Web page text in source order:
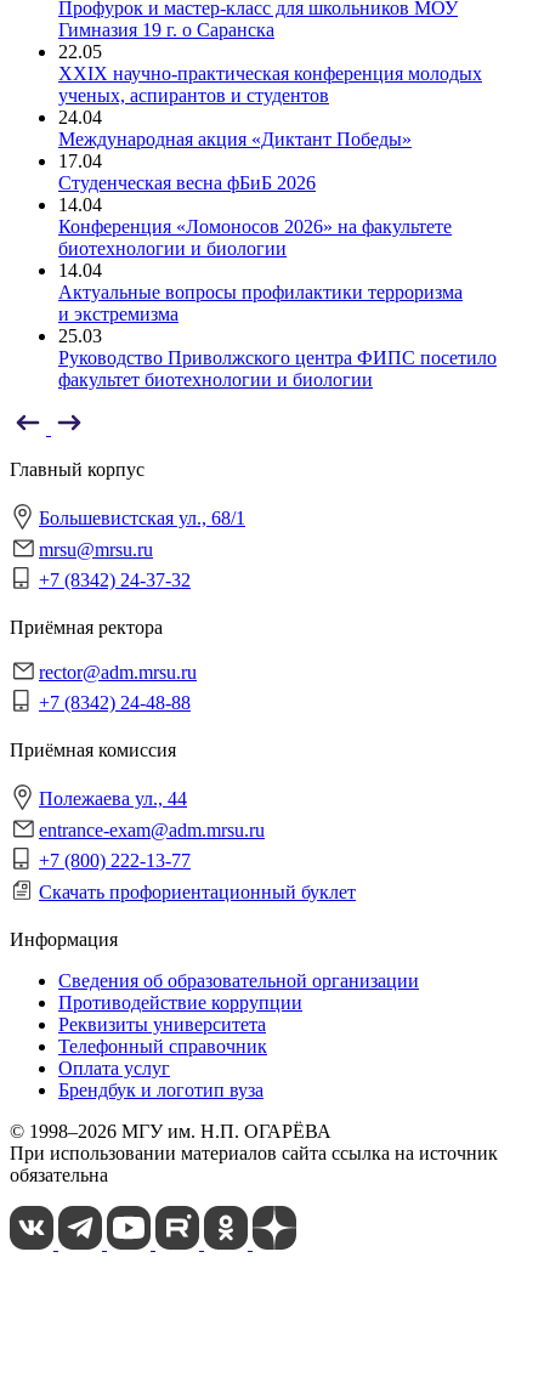
Профурок и мастер-класс для школьников МОУ
Гимназия 19 г. о Саранска
22.05
XXIX научно-практическая конференция молодых
ученых, аспирантов и студентов
24.04
Международная акция «Диктант Победы»
17.04
Студенческая весна фБиБ 2026
14.04
Конференция «Ломоносов 2026» на факультете
биотехнологии и биологии
14.04
Актуальные вопросы профилактики терроризма
и экстремизма
25.03
Руководство Приволжского центра ФИПС посетило
факультет биотехнологии и биологии
Главный корпус
Большевистская ул., 68/1
mrsu@mrsu.ru
+7 (8342) 24-37-32
Приёмная ректора
rector@adm.mrsu.ru
+7 (8342) 24-48-88
Приёмная комиссия
Полежаева ул., 44
entrance-exam@adm.mrsu.ru
+7 (800) 222-13-77
Скачать профориентационный буклет
Информация
Сведения об образовательной организации
Противодействие коррупции
Реквизиты университета
Телефонный справочник
Оплата услуг
Брендбук и логотип вуза
© 1998–2026 МГУ им. Н.П. ОГАРЁВА
При использовании материалов сайта ссылка на источник
обязательна